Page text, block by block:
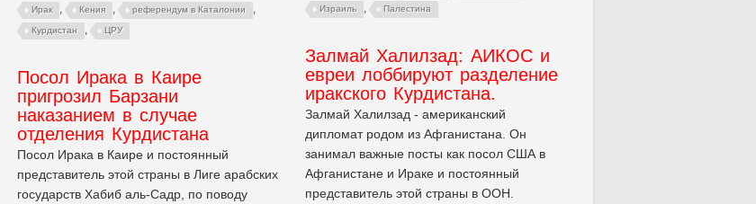
Ирак , Кения , референдум в Каталонии ,
Курдистан , ЦРУ
Израиль , Палестина
Залмай Халилзад: АИКОС и
евреи лоббируют разделение
иракского Курдистана.
Залмай Халилзад - американский
дипломат родом из Афганистана. Он
занимал важные посты как посол США в
Афганистане и Ираке и постоянный
представитель этой страны в ООН.
Посол Ирака в Каире
пригрозил Барзани
наказанием в случае
отделения Курдистана
Посол Ирака в Каире и постоянный
представитель этой страны в Лиге арабских
государств Хабиб аль-Садр, по поводу